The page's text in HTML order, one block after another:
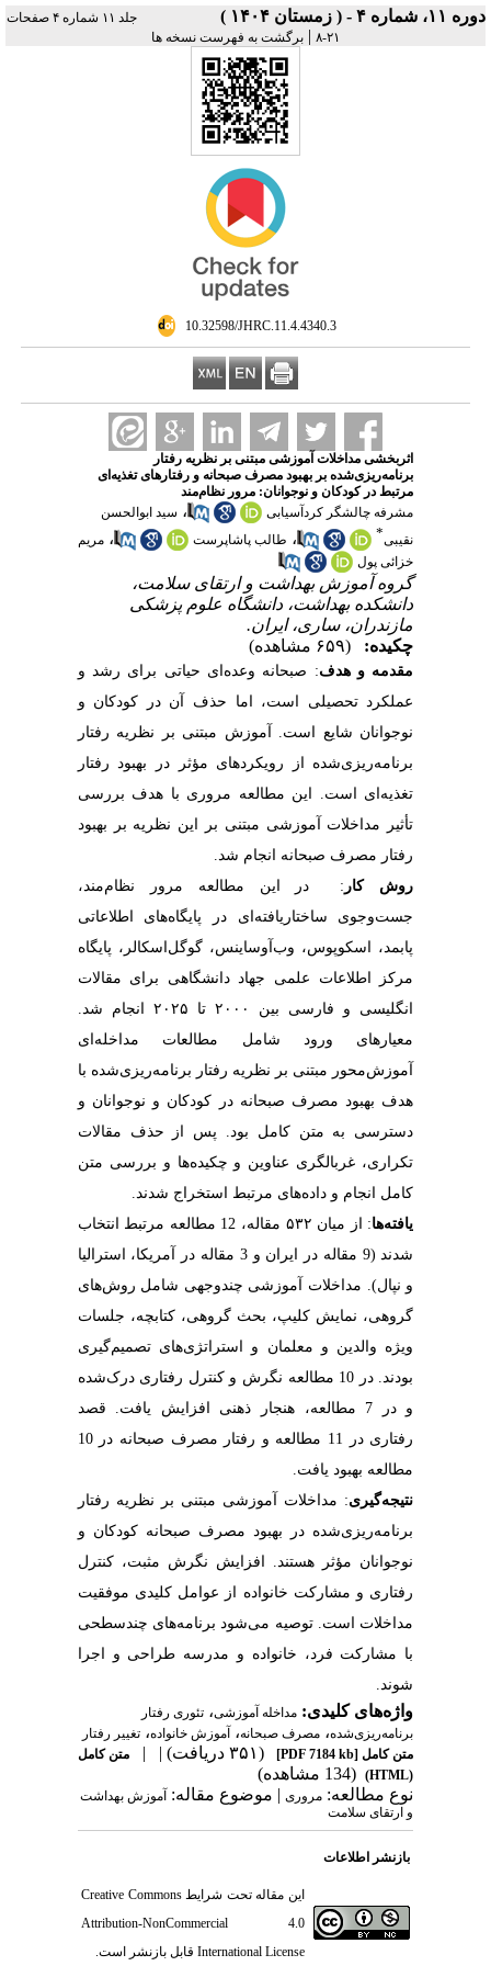
دوره ۱۱، شماره ۴ - ( زمستان ۱۴۰۴ )
جلد ۱۱ شماره ۴ صفحات
۲۱-۸
| برگشت به فهرست نسخه ها
‎ 10.32598/JHRC.11.4.4340.3
اثربخشی مداخلات آموزشی مبتنی بر نظریه رفتار
برنامه‌ریزی‌شده بر بهبود مصرف صبحانه و رفتارهای تغذیه‌ای
مرتبط در کودکان و نوجوانان: مرور نظام‌مند
مشرفه چالشگر کردآسیابی
، سید ابوالحسن
نقیبی* ، طالب پاشاپرست ، مریم
خزائی پول
گروه آموزش بهداشت و ارتقای سلامت،
دانشکده بهداشت، دانشگاه علوم پزشکی
مازندران، ساری، ایران.
چکیده:
(۶۵۹ مشاهده)
مقدمه و هدف: صبحانه وعده‌ای حیاتی برای رشد و
عملکرد تحصیلی است، اما حذف آن در کودکان و
نوجوانان شایع است. آموزش مبتنی بر نظریه رفتار
برنامه‌ریزی‌شده از رویکردهای مؤثر در بهبود رفتار
تغذیه‌ای است. این مطالعه مروری با هدف بررسی
تأثیر مداخلات آموزشی مبتنی بر این نظریه بر بهبود
رفتار مصرف صبحانه انجام شد.
روش کار : در این مطالعه مرور نظام‌مند،
جست‌وجوی ساختاریافته‌ای در پایگاه‌های اطلاعاتی
پابمد، اسکوپوس، وب‌آوساینس، گوگل‌اسکالر، پایگاه
مرکز اطلاعات علمی جهاد دانشگاهی برای مقالات
انگلیسی و فارسی بین ۲۰۰۰ تا ۲۰۲۵ انجام شد.
معیارهای ورود شامل مطالعات مداخله‌ای
آموزش‌محور مبتنی بر نظریه رفتار برنامه‌ریزی‌شده با
هدف بهبود مصرف صبحانه در کودکان و نوجوانان و
دسترسی به متن کامل بود. پس از حذف مقالات
تکراری، غربالگری عناوین و چکیده‌ها و بررسی متن
کامل انجام و داده‌های مرتبط استخراج شدند.
یافته‌ها
: از میان ۵۳۲ مقاله، 12 مطالعه مرتبط انتخاب
شدند (9 مقاله در ایران و 3 مقاله در آمریکا، استرالیا
و نپال). مداخلات آموزشی چندوجهی شامل روش‌های
گروهی، نمایش کلیپ، بحث گروهی، کتابچه، جلسات
ویژه والدین و معلمان و استراتژی‌های تصمیم‌گیری
بودند. در 10 مطالعه نگرش و کنترل رفتاری درک‌شده
و در 7 مطالعه، هنجار ذهنی افزایش یافت. قصد
رفتاری در 11 مطالعه و رفتار مصرف صبحانه در 10
مطالعه بهبود یافت.
نتیجه‌گیری: مداخلات آموزشی مبتنی بر نظریه رفتار
برنامه‌ریزی‌شده در بهبود مصرف صبحانه کودکان و
نوجوانان مؤثر هستند. افزایش نگرش مثبت، کنترل
رفتاری و مشارکت خانواده از عوامل کلیدی موفقیت
مداخلات است. توصیه می‌شود برنامه‌های چندسطحی
با مشارکت فرد، خانواده و مدرسه طراحی و اجرا
شوند.
واژه‌های کلیدی: مداخله آموزشی، تئوری رفتار
برنامه‌ریزی‌شده، مصرف صبحانه، آموزش خانواده، تغییر رفتار
متن کامل[PDF 7184 kb] (۳۵۱ دریافت) | |
متن کامل
(HTML)
(134 مشاهده)
نوع مطالعه: مروری| موضوع مقاله: آموزش بهداشت
و ارتقای سلامت
بازنشر اطلاعات
این مقاله تحت شرایطCreative Commons
Attribution-NonCommercial 4.0
International License قابل بازنشر است.